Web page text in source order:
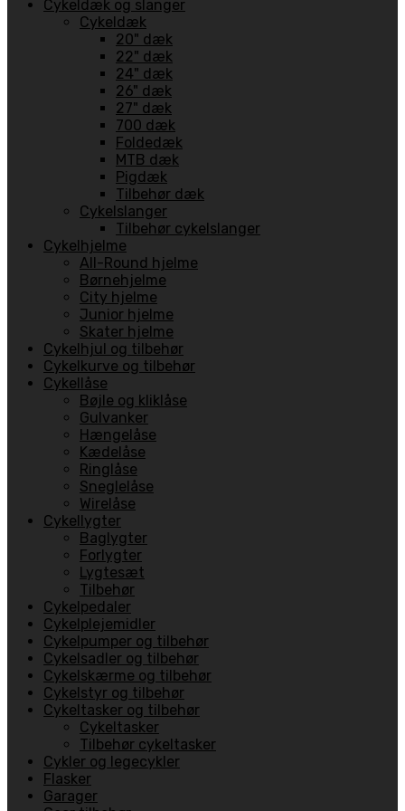
Cykeldæk og slanger
Cykeldæk
20" dæk
22" dæk
24" dæk
26" dæk
27" dæk
700 dæk
Foldedæk
MTB dæk
Pigdæk
Tilbehør dæk
Cykelslanger
Tilbehør cykelslanger
Cykelhjelme
All-Round hjelme
Børnehjelme
City hjelme
Junior hjelme
Skater hjelme
Cykelhjul og tilbehør
Cykelkurve og tilbehør
Cykellåse
Bøjle og kliklåse
Gulvanker
Hængelåse
Kædelåse
Ringlåse
Sneglelåse
Wirelåse
Cykellygter
Baglygter
Forlygter
Lygtesæt
Tilbehør
Cykelpedaler
Cykelplejemidler
Cykelpumper og tilbehør
Cykelsadler og tilbehør
Cykelskærme og tilbehør
Cykelstyr og tilbehør
Cykeltasker og tilbehør
Cykeltasker
Tilbehør cykeltasker
Cykler og legecykler
Flasker
Garager